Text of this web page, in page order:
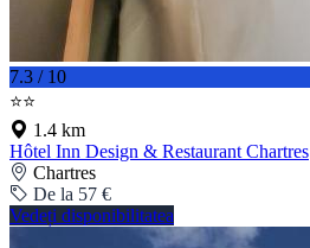
7.3 / 10
⭐⭐
1.4 km
Hôtel Inn Design & Restaurant Chartres
Chartres
De la 57 €
Vedeți disponibilitatea